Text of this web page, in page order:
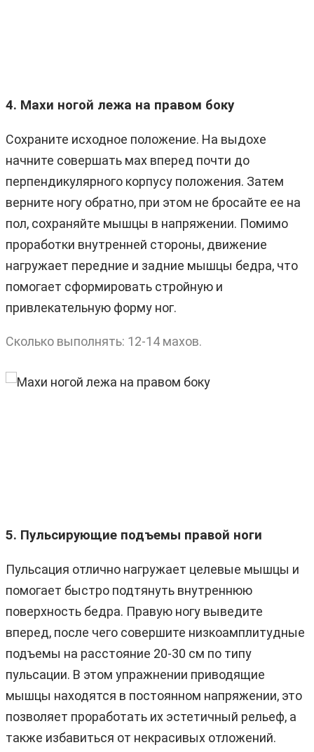
4. Махи ногой лежа на правом боку
Сохраните исходное положение. На выдохе
начните совершать мах вперед почти до
перпендикулярного корпусу положения. Затем
верните ногу обратно, при этом не бросайте ее на
пол, сохраняйте мышцы в напряжении. Помимо
проработки внутренней стороны, движение
нагружает передние и задние мышцы бедра, что
помогает сформировать стройную и
привлекательную форму ног.
Сколько выполнять: 12-14 махов.
5. Пульсирующие подъемы правой ноги
Пульсация отлично нагружает целевые мышцы и
помогает быстро подтянуть внутреннюю
поверхность бедра. Правую ногу выведите
вперед, после чего совершите низкоамплитудные
подъемы на расстояние 20-30 см по типу
пульсации. В этом упражнении приводящие
мышцы находятся в постоянном напряжении, это
позволяет проработать их эстетичный рельеф, а
также избавиться от некрасивых отложений.